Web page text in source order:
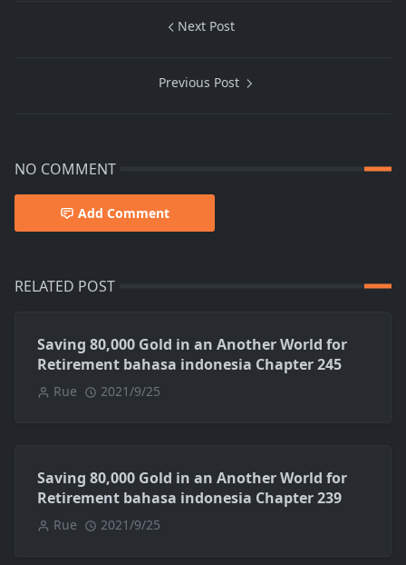
Next Post
Previous Post
NO COMMENT
Add Comment
RELATED POST
Saving 80,000 Gold in an Another World for
Retirement bahasa indonesia Chapter 245
Rue 2021/9/25
Saving 80,000 Gold in an Another World for
Retirement bahasa indonesia Chapter 239
Rue 2021/9/25